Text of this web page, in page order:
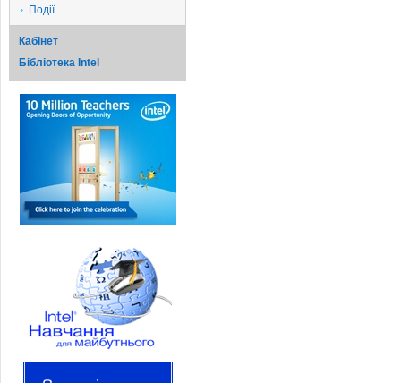
Події
Кабінет
Бібліотека Intel